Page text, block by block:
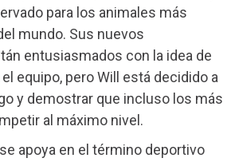
para los animales más
mundo. Sus nuevos
entusiasmados con la idea de
equipo, pero Will está decidido a
y demostrar que incluso los más
al máximo nivel.
apoya en el término deportivo